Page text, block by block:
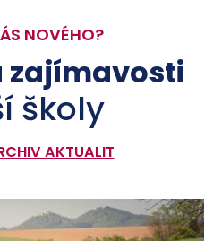
NOVÉHO?
školy
AKTUALIT